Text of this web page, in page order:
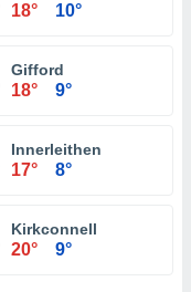
18° 10°
Gifford
18° 9°
Innerleithen
17° 8°
Kirkconnell
20° 9°